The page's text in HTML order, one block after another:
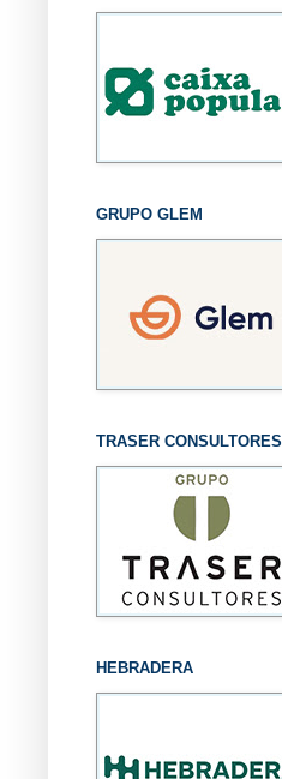
GRUPO GLEM
TRASER CONSULTORES
HEBRADERA